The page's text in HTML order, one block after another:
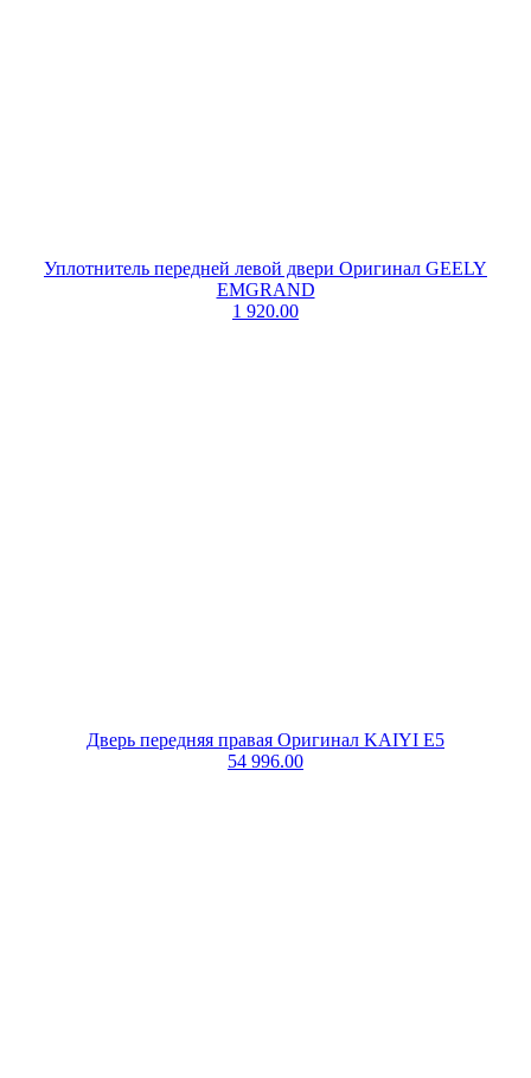
Уплотнитель передней левой двери Оригинал GEELY
EMGRAND
1 920.00
Дверь передняя правая Оригинал KAIYI E5
54 996.00